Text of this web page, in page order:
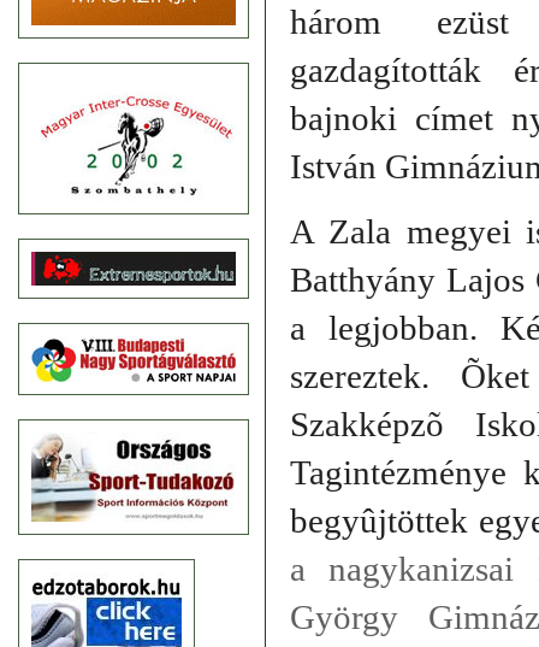
három
gazdagították
bajnoki címet
István
A Zala megyei
Batthyány Lajos
a legjobban.
szereztek.
Szakképzõ
Tagintézménye
begyûjtöttek
a
György